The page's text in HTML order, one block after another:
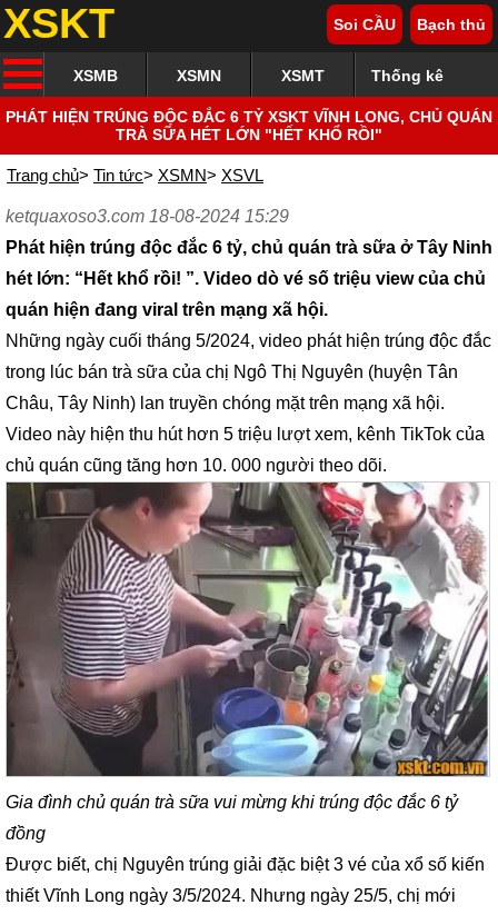
XSKT Bạch thủ
Soi CẦU
XSMB XSMN XSMT Thống kê
PHÁT HIỆN TRÚNG ĐỘC ĐẮC 6 TỶ XSKT VĨNH LONG, CHỦ QUÁN
TRÀ SỮA HÉT LỚN "HẾT KHỔ RỒI"
Trang chủ> Tin tức> XSMN> XSVL
ketquaxoso3.com 18-08-2024 15:29
Phát hiện trúng độc đắc 6 tỷ, chủ quán trà sữa ở Tây Ninh
hét lớn: “Hết khổ rồi! ”. Video dò vé số triệu view của chủ
quán hiện đang viral trên mạng xã hội.
Những ngày cuối tháng 5/2024, video phát hiện trúng độc đắc
trong lúc bán trà sữa của chị Ngô Thị Nguyên (huyện Tân
Châu, Tây Ninh) lan truyền chóng mặt trên mạng xã hội.
Video này hiện thu hút hơn 5 triệu lượt xem, kênh TikTok của
chủ quán cũng tăng hơn 10. 000 người theo dõi.
Gia đình chủ quán trà sữa vui mừng khi trúng độc đắc 6 tỷ
đồng
Được biết, chị Nguyên trúng giải đặc biệt 3 vé của xổ số kiến
thiết Vĩnh Long ngày 3/5/2024. Nhưng ngày 25/5, chị mới